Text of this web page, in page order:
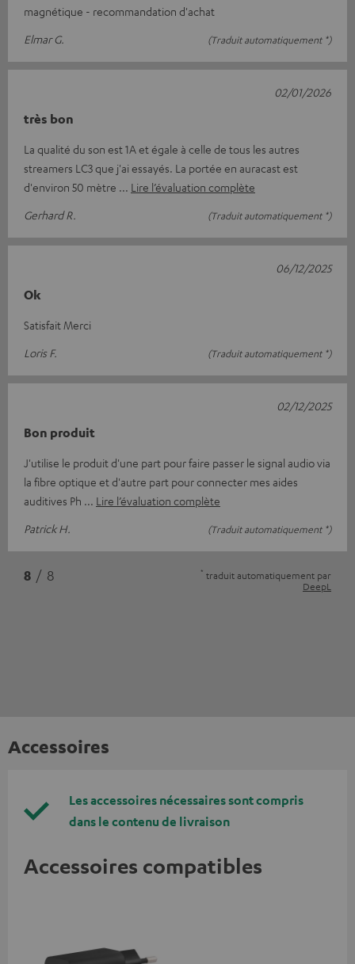
magnétique - recommandation d'achat
Elmar G.
(Traduit automatiquement *)
très bon
La qualité du son est 1A et égale à celle de tous les autres
streamers LC3 que j'ai essayés. La portée en auracast est
d'environ 50 mètre
Lire l’évaluation complète
Gerhard R.
(Traduit automatiquement *)
02/01/2026
Ok
Satisfait Merci
Loris F.
(Traduit automatiquement *)
06/12/2025
Bon produit
J'utilise le produit d'une part pour faire passer le signal audio via
la fibre optique et d'autre part pour connecter mes aides
auditives Ph
Lire l’évaluation complète
Patrick H.
(Traduit automatiquement *)
02/12/2025
8 / 8 * traduit automatiquement par
DeepL
Accessoires
Les accessoires nécessaires sont compris
dans le contenu de livraison
Accessoires compatibles